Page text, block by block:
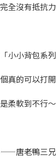
全沒有抵抗力
小小背包系
真的可以打
柔軟到不行～
唐老鴨三兄